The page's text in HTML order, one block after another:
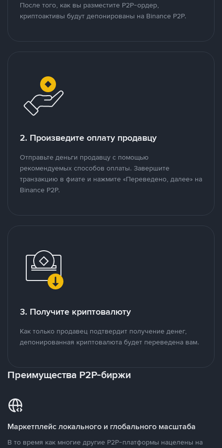
После того, как вы разместите P2P-ордер,
криптоактивы будут депонированы на Binance P2P.
2. Произведите оплату продавцу
Отправьте деньги продавцу с помощью
рекомендуемых способов оплаты. Завершите
транзакцию в фиате и нажмите «Переведено, далее» на
Binance P2P.
3. Получите криптовалюту
Как только продавец подтвердит получение денег,
депонированная криптовалюта будет переведена вам.
Преимущества P2P-биржи
Маркетплейс локального и глобального масштаба
В то время как многие другие P2P-платформы нацелены на